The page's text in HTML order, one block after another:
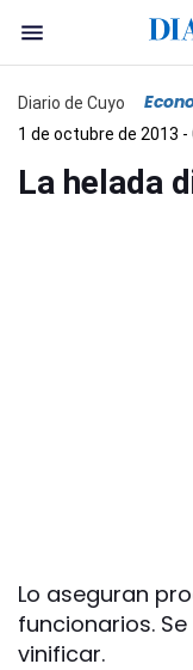
Diario de Cuyo
1 de octubre de 2013 -
La helada
Lo aseguran
funcionarios.
vinificar.